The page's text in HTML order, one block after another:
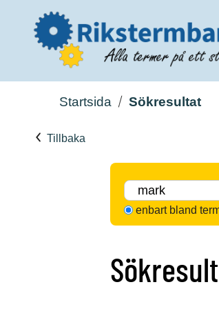
Startsida Sökresultat
Tillbaka
enbart bland